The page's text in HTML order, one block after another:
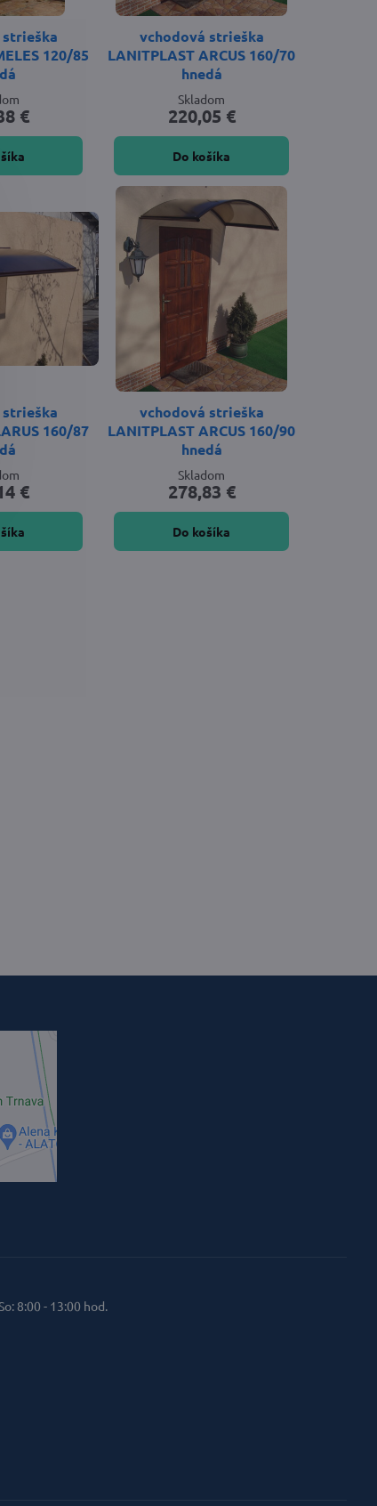
120/85
€
vchodová strieška
LANITPLAST ARCUS 160/70
hnedá
Skladom
220,05 €
Do košíka
strieška
160/87
€
vchodová strieška
LANITPLAST ARCUS 160/90
hnedá
Skladom
278,83 €
Do košíka
8:00 - 13:00 hod.